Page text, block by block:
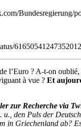
Bundesregierung/
l’Euro ? A-t-on
à vue ? Et
zur Recherche via
u., den Puls der
in Griechenland ab?